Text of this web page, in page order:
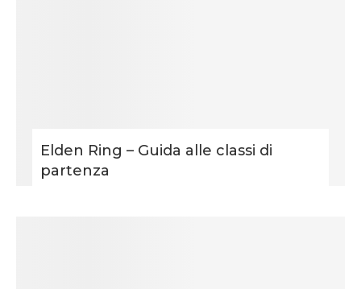
Elden Ring – Guida alle classi di
partenza